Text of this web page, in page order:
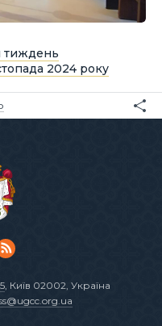
тиждень
2024 року
, Київ 02002, Україна